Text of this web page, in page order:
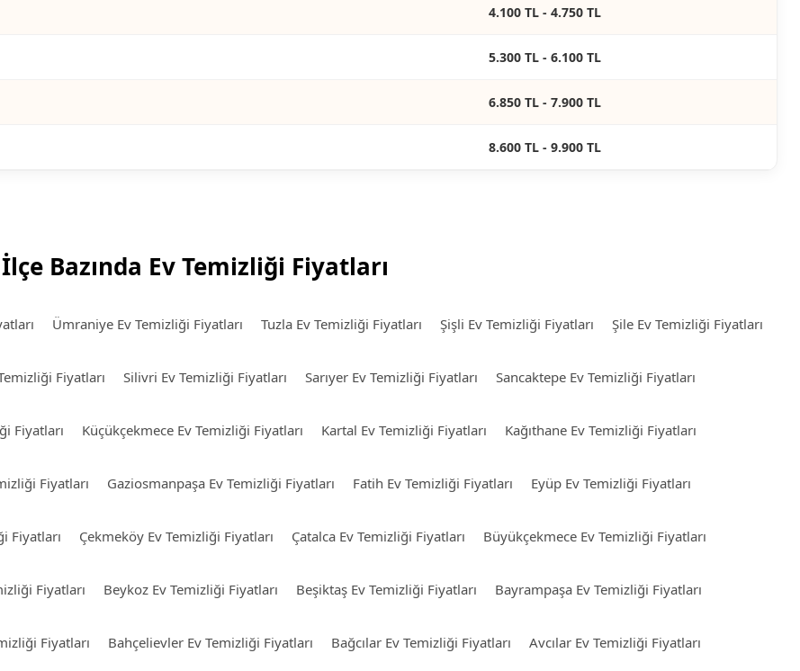
4.100 TL - 4.750 TL
5.300 TL - 6.100 TL
6.850 TL - 7.900 TL
8.600 TL - 9.900 TL
İlçe Bazında Ev Temizliği Fiyatları
Ümraniye Ev Temizliği Fiyatları Tuzla Ev Temizliği Fiyatları Şişli Ev Temizliği Fiyatları Şile Ev Temizliği Fiyatları
Fiyatları Silivri Ev Temizliği Fiyatları Sarıyer Ev Temizliği Fiyatları Sancaktepe Ev Temizliği Fiyatları
Fiyatları Küçükçekmece Ev Temizliği Fiyatları Kartal Ev Temizliği Fiyatları Kağıthane Ev Temizliği Fiyatları
Fiyatları Gaziosmanpaşa Ev Temizliği Fiyatları Fatih Ev Temizliği Fiyatları Eyüp Ev Temizliği Fiyatları
Fiyatları Çekmeköy Ev Temizliği Fiyatları Çatalca Ev Temizliği Fiyatları Büyükçekmece Ev Temizliği Fiyatları
Fiyatları Beykoz Ev Temizliği Fiyatları Beşiktaş Ev Temizliği Fiyatları Bayrampaşa Ev Temizliği Fiyatları
Fiyatları Bahçelievler Ev Temizliği Fiyatları Bağcılar Ev Temizliği Fiyatları Avcılar Ev Temizliği Fiyatları